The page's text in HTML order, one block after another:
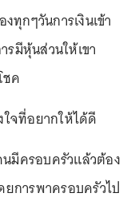
ทุกๆวันการเงินเข้า
มีหุ้นส่วนให้เขา
ชค
ใจที่อยากให้ได้ดี
มีครอบครัวแล้วต้อง
ยการพาครอบครัวไป